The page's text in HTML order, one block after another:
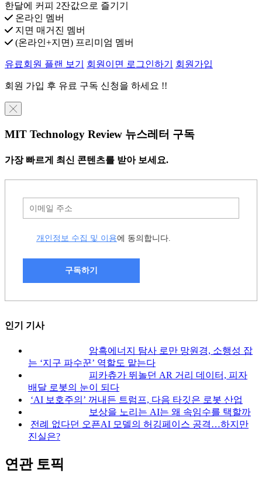
한달에 커피 2잔값으로 즐기기
온라인 멤버
지면 매거진 멤버
(온라인+지면) 프리미엄 멤버
유료회원 플랜 보기 회원이면 로그인하기 회원가입
회원 가입 후 유료 구독 신청을 하세요 !!
╳
MIT Technology Review 뉴스레터 구독
가장 빠르게 최신 콘텐츠를 받아 보세요.
개인정보 수집 및 이용에 동의합니다.
구독하기
인기 기사
암흑에너지 탐사 로만 망원경, 소행성 잡
는 ‘지구 파수꾼’ 역할도 맡는다
피카츄가 뛰놀던 AR 거리 데이터, 피자
배달 로봇의 눈이 되다
‘AI 보호주의’ 꺼내든 트럼프, 다음 타깃은 로봇 산업
보상을 노리는 AI는 왜 속임수를 택할까
전례 없다던 오픈AI 모델의 허깅페이스 공격…하지만
진실은?
연관 토픽